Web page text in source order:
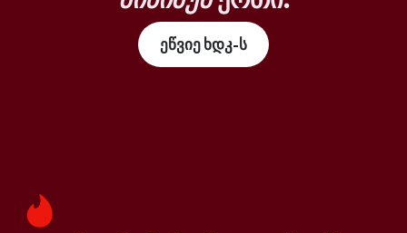
ეწვიე ხდკ-ს